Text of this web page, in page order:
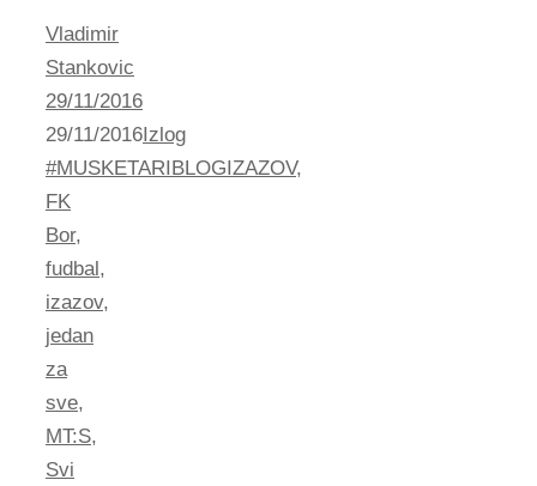
Vladimir
Stankovic
29/11/2016
29/11/2016Izlog
#MUSKETARIBLOGIZAZOV,
FK
Bor,
fudbal,
izazov,
jedan
za
sve,
MT:S,
Svi